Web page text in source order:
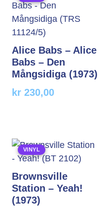
Alice Babs – Alice
Babs – Den
Mångsidiga (1973)
kr 230,00
VINYL
Brownsville
Station – Yeah!
(1973)